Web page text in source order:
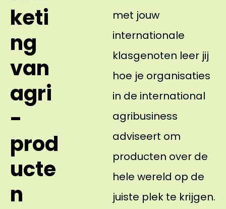
keti
ng
van
agri
-
prod
ucte
n
met jouw
internationale
klasgenoten leer jij
hoe je organisaties
in de international
agribusiness
adviseert om
producten over de
hele wereld op de
juiste plek te krijgen.